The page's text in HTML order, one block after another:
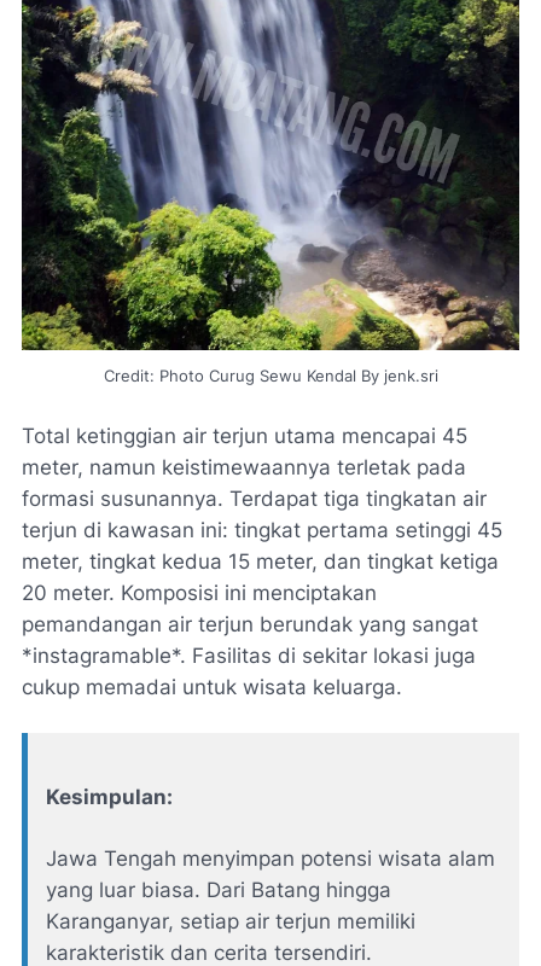
Credit: Photo Curug Sewu Kendal By jenk.sri
Total ketinggian air terjun utama mencapai 45
meter, namun keistimewaannya terletak pada
formasi susunannya. Terdapat tiga tingkatan air
terjun di kawasan ini: tingkat pertama setinggi 45
meter, tingkat kedua 15 meter, dan tingkat ketiga
20 meter. Komposisi ini menciptakan
pemandangan air terjun berundak yang sangat
*instagramable*. Fasilitas di sekitar lokasi juga
cukup memadai untuk wisata keluarga.
Kesimpulan:
Jawa Tengah menyimpan potensi wisata alam
yang luar biasa. Dari Batang hingga
Karanganyar, setiap air terjun memiliki
karakteristik dan cerita tersendiri.